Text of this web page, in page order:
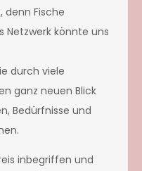
Fische
Netzwerk könnte uns
durch viele
ganz neuen Blick
Bedürfnisse und
inbegriffen und